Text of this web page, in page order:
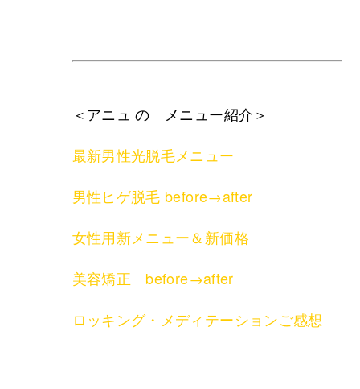
＜アニュ の メニュー紹介＞
最新男性光脱毛メニュー
男性ヒゲ脱毛 before→after
女性用新メニュー＆新価格
美容矯正 before→after
ロッキング・メディテーションご感想